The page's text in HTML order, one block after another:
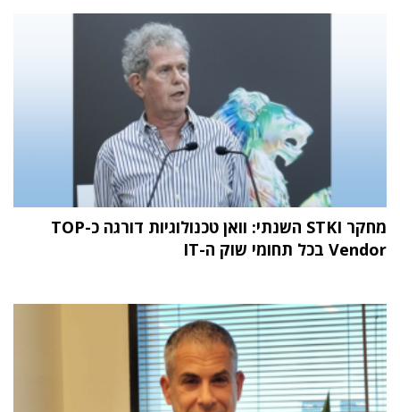
מחקר STKI השנתי: וואן טכנולוגיות דורגה כ-TOP
Vendor בכל תחומי שוק ה-IT